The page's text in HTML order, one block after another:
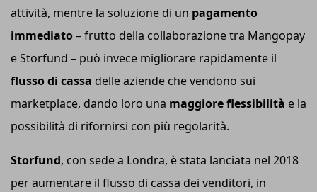
attività, mentre la soluzione di un pagamento
immediato– frutto della collaborazione tra Mangopay
e Storfund – può invece migliorare rapidamente il
flusso di cassa delle aziende che vendono sui
marketplace, dando loro una maggiore flessibilità e la
possibilità di rifornirsi con più regolarità.
Storfund, con sede a Londra, è stata lanciata nel 2018
per aumentare il flusso di cassa dei venditori, in